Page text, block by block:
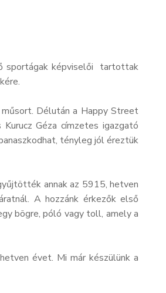
sportágak képviselői tartottak
Délután a Happy Street
Géza címzetes igazgató
tényleg jól éreztük
annak az 5915, hetven
A hozzánk érkezők első
bögre, póló vagy toll, amely a
évet. Mi már készülünk a